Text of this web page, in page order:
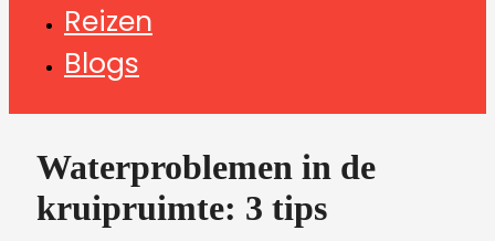
Reizen
Blogs
Waterproblemen in de
kruipruimte: 3 tips